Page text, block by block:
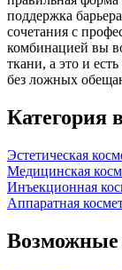
поддержка
сочетания с
комбинацией вы
ткани, а это и
без ложных
Категория
Эстетическая
Медицинская
Инъекционная
Аппаратная
Возможные